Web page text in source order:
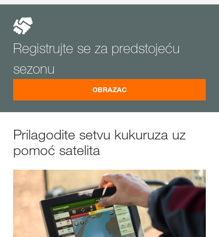
Registrujte se za predstojeću
sezonu
OBRAZAC
Prilagodite setvu kukuruza uz
pomoć satelita